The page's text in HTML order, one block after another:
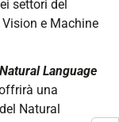
settori del
e Machine
Language
una
Natural